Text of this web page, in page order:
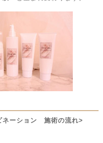
ーション 施術の流れ>